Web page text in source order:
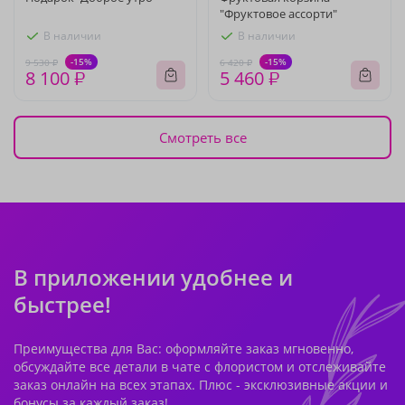
В наличии
9 530 ₽ -15%
8 100 ₽
"Фруктовое ассорти"
В наличии
6 420 ₽ -15%
5 460 ₽
Смотреть все
В приложении удобнее и
быстрее!
Преимущества для Вас: оформляйте заказ мгновенно,
обсуждайте все детали в чате с флористом и отслеживайте
заказ онлайн на всех этапах. Плюс - эксклюзивные акции и